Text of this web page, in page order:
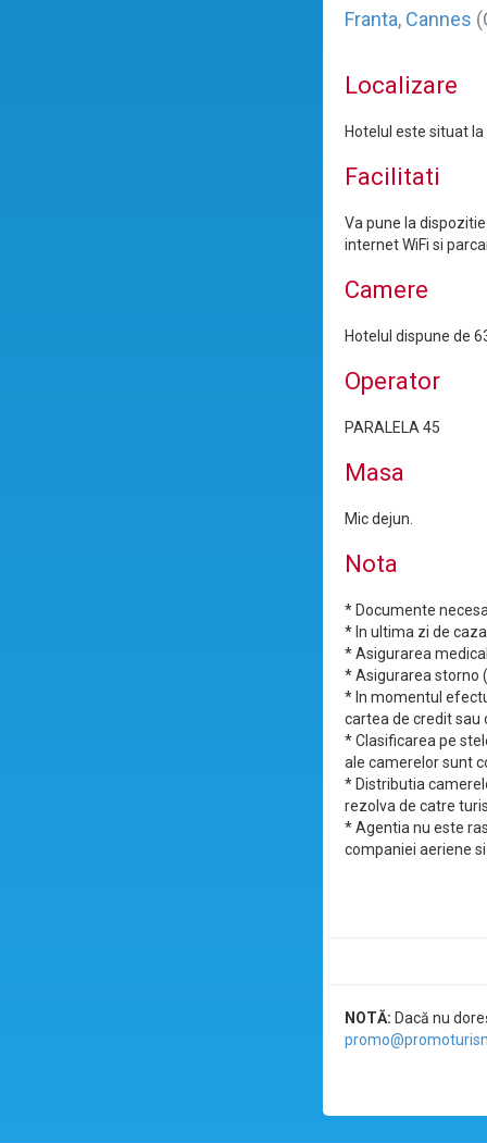
Franta, Cannes
Localizare
Hotelul este situat
Facilitati
Va pune la
internet WiFi si
Camere
Hotelul dispune de
Operator
PARALELA 45
Masa
Mic dejun.
Nota
* Documente
* In ultima zi de
* Asigurarea
* Asigurarea storno
* In momentul
cartea de credit sau
* Clasificarea pe
ale camerelor sunt
* Distributia
rezolva de catre
* Agentia nu este
companiei aeriene
NOTĂ: Dacă nu